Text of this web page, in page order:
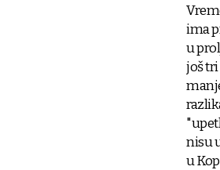
ima
u
još
nisu
u